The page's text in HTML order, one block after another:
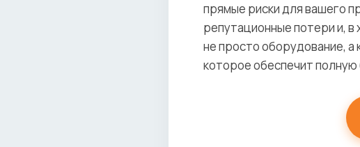
прямые риски для вашего
репутационные потери и,
не просто оборудование,
которое обеспечит